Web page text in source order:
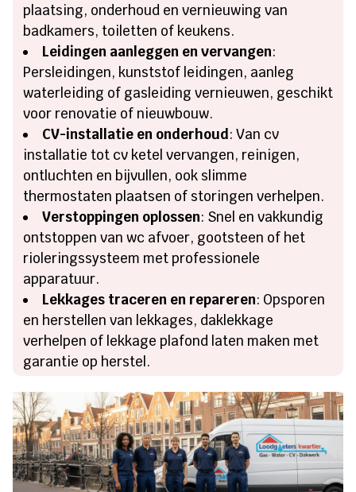
plaatsing, onderhoud en vernieuwing van
badkamers, toiletten of keukens.
Leidingen aanleggen en vervangen:
Persleidingen, kunststof leidingen, aanleg
waterleiding of gasleiding vernieuwen, geschikt
voor renovatie of nieuwbouw.
CV-installatie en onderhoud: Van cv
installatie tot cv ketel vervangen, reinigen,
ontluchten en bijvullen, ook slimme
thermostaten plaatsen of storingen verhelpen.
Verstoppingen oplossen: Snel en vakkundig
ontstoppen van wc afvoer, gootsteen of het
rioleringssysteem met professionele
apparatuur.
Lekkages traceren en repareren: Opsporen
en herstellen van lekkages, daklekkage
verhelpen of lekkage plafond laten maken met
garantie op herstel.